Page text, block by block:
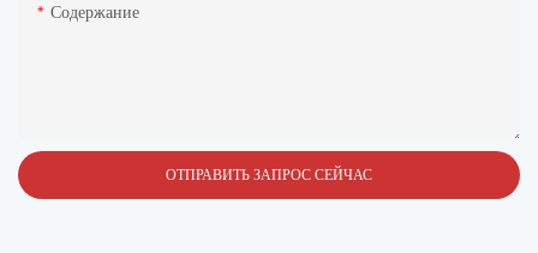
Содержание
ОТПРАВИТЬ ЗАПРОС СЕЙЧАС